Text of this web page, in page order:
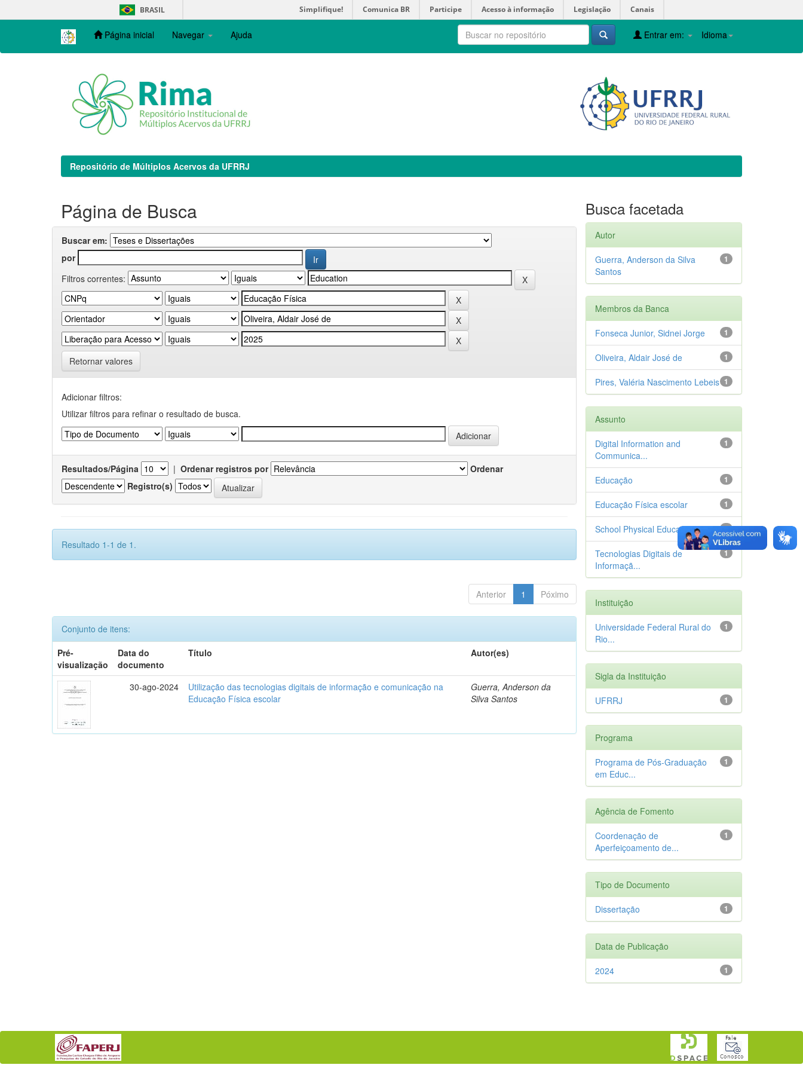
navigation
BRASIL Simplifique! Comunica BR Participe Acesso à informação Legislação Canais
Página inicial Navegar Ajuda Idioma
Entrar em:
Repositório de Múltiplos Acervos da UFRRJ
Página de Busca
Buscar em:
por
Filtros correntes:
Retornar valores
Adicionar filtros:
Utilizar filtros para refinar o resultado de busca.
Resultados/Página | Ordenar registros por
Ordenar
Registro(s)
Resultado 1-1 de 1.
Anterior 1 Póximo
Conjunto de itens:
Pré-
visualização
Data do
documento
Título Autor(es)
30-ago-2024
Utilização das tecnologias digitais de informação e comunicação na
Educação Física escolar
Guerra, Anderson da
Silva Santos
Busca facetada
Autor
1
Guerra, Anderson da Silva
Santos
Membros da Banca
1
Fonseca Junior, Sidnei Jorge
1
Oliveira, Aldair José de
1
Pires, Valéria Nascimento Lebeis
Assunto
1
Digital Information and
Communica...
1
Educação
1
Educação Física escolar
1
School Physical Education
1
Tecnologias Digitais de
Informaçã...
Instituição
1
Universidade Federal Rural do
Rio...
Sigla da Instituição
1
UFRRJ
Programa
1
Programa de Pós-Graduação
em Educ...
Agência de Fomento
1
Coordenação de
Aperfeiçoamento de...
Tipo de Documento
1
Dissertação
Data de Publicação
1
2024